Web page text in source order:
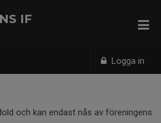
Logga in
IF
och kan endast nås av föreningens